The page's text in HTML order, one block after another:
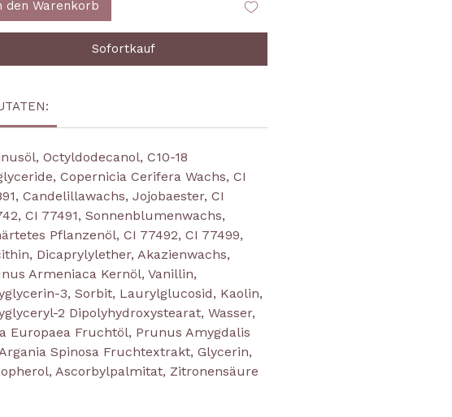
den Warenkorb
Sofortkauf
Octyldodecanol, C10-18
Copernicia Cerifera Wachs, CI
Candelillawachs, Jojobaester, CI
CI 77491, Sonnenblumenwachs,
Pflanzenöl, CI 77492, CI 77499,
Dicaprylylether, Akazienwachs,
Armeniaca Kernöl, Vanillin,
3, Sorbit, Laurylglucosid, Kaolin,
2 Dipolyhydroxystearat, Wasser,
Europaea Fruchtöl, Prunus Amygdalis
Spinosa Fruchtextrakt, Glycerin,
Ascorbylpalmitat, Zitronensäure